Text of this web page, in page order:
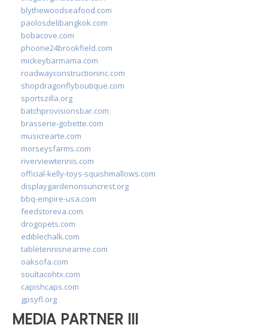
blythewoodseafood.com
paolosdelibangkok.com
bobacove.com
phoone24brookfield.com
mickeybarmama.com
roadwayconstructioninc.com
shopdragonflyboutique.com
sportszilla.org
batchprovisionsbar.com
brasserie-gobette.com
musicrearte.com
morseysfarms.com
riverviewtennis.com
official-kelly-toys-squishmallows.com
displaygardenonsuncrest.org
bbq-empire-usa.com
feedstoreva.com
drogopets.com
ediblechalk.com
tabletennisnearme.com
oaksofa.com
soultacohtx.com
capishcaps.com
gpsyfl.org
MEDIA PARTNER III